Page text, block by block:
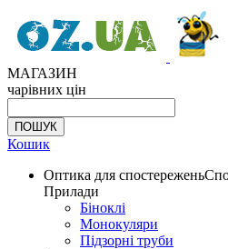
МАГАЗИН
чарівних цін
Кошик
Оптика для спостережень
Прилади
Біноклі
Монокуляри
Підзорні труби